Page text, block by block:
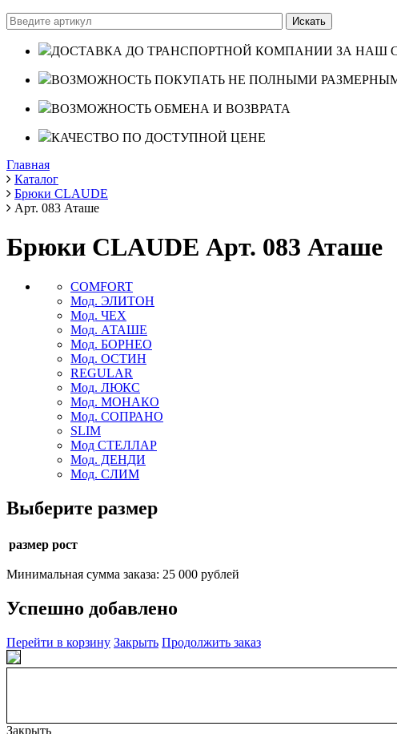
ДОСТАВКА ДО ТРАНСПОРТНОЙ КОМПАНИИ ЗА НАШ
ВОЗМОЖНОСТЬ ПОКУПАТЬ НЕ ПОЛНЫМИ
ВОЗМОЖНОСТЬ ОБМЕНА И ВОЗВРАТА
КАЧЕСТВО ПО ДОСТУПНОЙ ЦЕНЕ
Главная
Каталог
Брюки CLAUDE
Арт. 083 Аташе
Брюки CLAUDE Арт. 083 Аташе
COMFORT
Мод. ЭЛИТОН
Мод. ЧЕХ
Мод. АТАШЕ
Мод. БОРНЕО
Мод. ОСТИН
REGULAR
Мод. ЛЮКС
Мод. МОНАКО
Мод. СОПРАНО
SLIM
Мод СТЕЛЛАР
Мод. ДЕНДИ
Мод. СЛИМ
Выберите размер
размер рост
Минимальная сумма заказа: 25 000 рублей
Успешно добавлено
Перейти в корзину Закрыть Продолжить заказ
Закрыть